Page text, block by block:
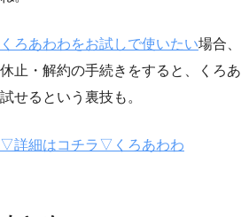
くろあわわをお試しで使いたい場合
休止・解約の手続きをすると、くろ
試せるという裏技も。
▽詳細はコチラ▽くろあわわ